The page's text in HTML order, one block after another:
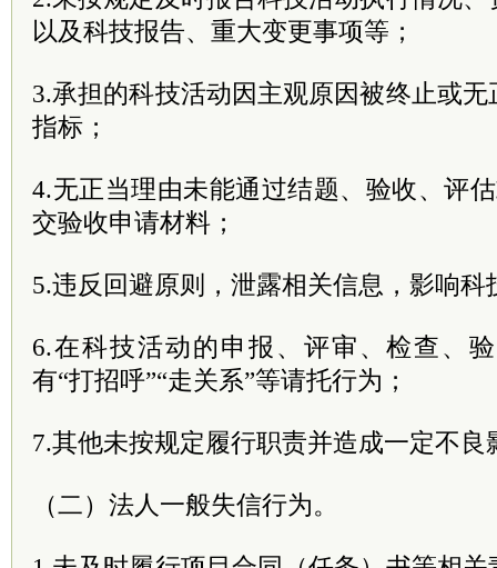
以及科技报告、重大变更事项等；
3.承担的科技活动因主观原因被终止或
指标；
4.无正当理由未能通过结题、验收、评
交验收申请材料；
5.违反回避原则，泄露相关信息，影响
6.在科技活动的申报、评审、检查、
有“打招呼”“走关系”等请托行为；
7.其他未按规定履行职责并造成一定不良
（二）法人一般失信行为。